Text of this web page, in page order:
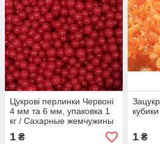
Цукрові перлинки Червоні
4 мм та 6 мм, упаковка 1
кг / Сахарные жемчужины
Красные Amarischia
1 ₴ 1₴